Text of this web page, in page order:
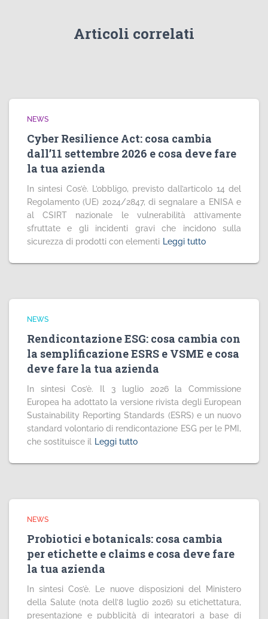
Articoli correlati
NEWS
Cyber Resilience Act: cosa cambia
dall’11 settembre 2026 e cosa deve fare
la tua azienda
In sintesi Cos’è. L’obbligo, previsto dall’articolo 14 del
Regolamento (UE) 2024/2847, di segnalare a ENISA e
al CSIRT nazionale le vulnerabilità attivamente
sfruttate e gli incidenti gravi che incidono sulla
sicurezza di prodotti con elementi Leggi tutto
NEWS
Rendicontazione ESG: cosa cambia con
la semplificazione ESRS e VSME e cosa
deve fare la tua azienda
In sintesi Cos’è. Il 3 luglio 2026 la Commissione
Europea ha adottato la versione rivista degli European
Sustainability Reporting Standards (ESRS) e un nuovo
standard volontario di rendicontazione ESG per le PMI,
che sostituisce il
Leggi tutto
NEWS
Probiotici e botanicals: cosa cambia
per etichette e claims e cosa deve fare
la tua azienda
In sintesi Cos’è. Le nuove disposizioni del Ministero
della Salute (nota dell’8 luglio 2026) su etichettatura,
presentazione e pubblicità di integratori a base di